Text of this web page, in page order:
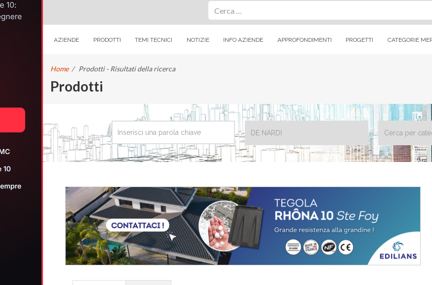
AZIENDE PRODOTTI TEMI TECNICI NOTIZIE INFO AZIENDE APPROFONDIMENTI PROGETTI CATEGORIE
Home / Prodotti - Risultati della ricerca
Prodotti